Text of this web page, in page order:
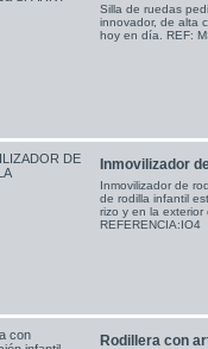
Silla de ruedas
innovador, de alta
hoy en día. REF:
Inmovilizador
Inmovilizador de
de rodilla infantil
rizo y en la
REFERENCIA:IO4
Rodillera con